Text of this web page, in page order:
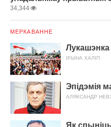
34,344
МЕРКАВАННЕ
Лукашэнка
ІРЫНА ХАЛІП
Эпідэмія
АЛЯКСАНДР
Як